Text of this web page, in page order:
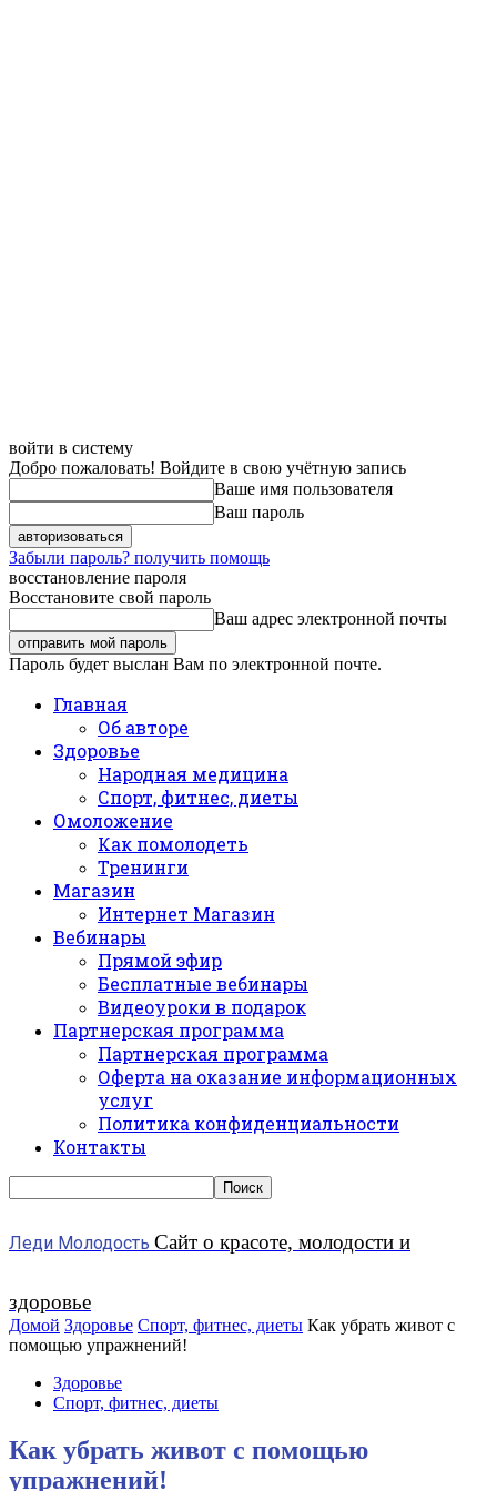
войти в систему
Добро пожаловать! Войдите в свою учётную запись
Ваше имя пользователя
Ваш пароль
Забыли пароль? получить помощь
восстановление пароля
Восстановите свой пароль
Ваш адрес электронной почты
Пароль будет выслан Вам по электронной почте.
Главная
Об авторе
Здоровье
Народная медицина
Спорт, фитнес, диеты
Омоложение
Как помолодеть
Тренинги
Магазин
Интернет Магазин
Вебинары
Прямой эфир
Бесплатные вебинары
Видеоуроки в подарок
Партнерская программа
Партнерская программа
Оферта на оказание информационных
услуг
Политика конфиденциальности
Контакты
Леди Молодость Сайт о красоте, молодости и
здоровье
Домой Здоровье Спорт, фитнес, диеты Как убрать живот с
помощью упражнений!
Здоровье
Спорт, фитнес, диеты
Как убрать живот с помощью
упражнений!